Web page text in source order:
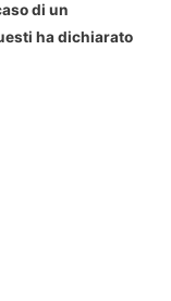
di un
ha dichiarato